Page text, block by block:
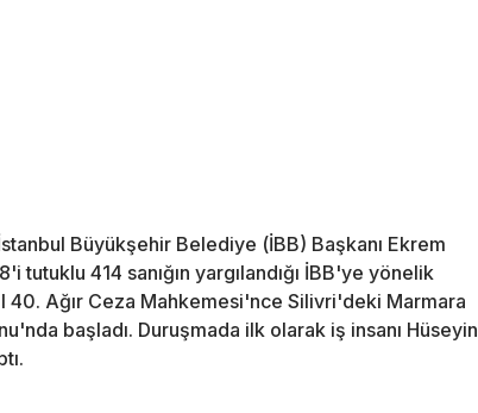
Büyükşehir Belediye (İBB) Başkanı Ekrem
tutuklu 414 sanığın yargılandığı İBB'ye yönelik
40. Ağır Ceza Mahkemesi'nce Silivri'deki Marmara
başladı. Duruşmada ilk olarak iş insanı Hüseyin